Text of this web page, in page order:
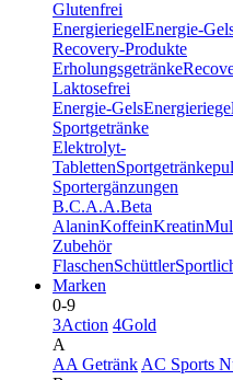
Glutenfrei
EnergieriegelEnergie-
Recovery-Produkte
Erholungsgetränke
Laktosefrei
Energie-GelsEnergieriegel
Sportgetränke
Elektrolyt-
Tabletten
Sportergänzungen
B.C.A.A.Beta
AlaninKoffeinKreatin
Zubehör
FlaschenSchüttler
Marken
0-9
3Action 4Gold
A
AA Getränk AC Sports